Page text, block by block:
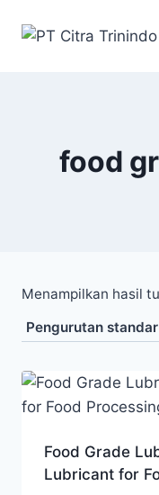
food
Menampilkan hasil
Food Grade
Lubricant for